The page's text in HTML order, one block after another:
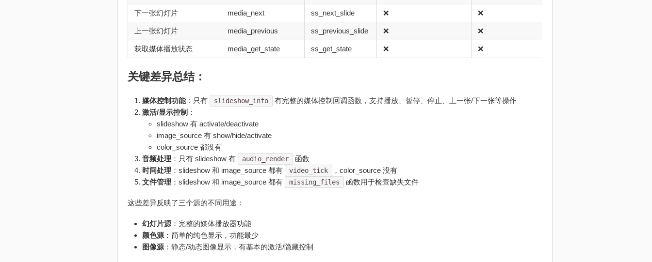
下一张幻灯片 media_next ss_next_slide ❌ ❌
上一张幻灯片 media_previous ss_previous_slide ❌ ❌
获取媒体播放状态 media_get_state ss_get_state ❌ ❌
关键差异总结：
媒体控制功能：只有 slideshow_info
有完整的媒体控制回调函数，支持播放、暂停、停止、上一张/下一张等操作
激活/显示控制 ：
slideshow 有 activate/deactivate
image_source 有 show/hide/activate
color_source 都没有
音频处理：只有 slideshow 有 audio_render
函数
时间处理：slideshow 和 image_source 都有 video_tick
，color_source 没有
文件管理：slideshow 和 image_source 都有 missing_files 函数用于检查缺失文件
这些差异反映了三个源的不同用途：
幻灯片源：完整的媒体播放器功能
颜色源：简单的纯色显示，功能最少
图像源：静态/动态图像显示，有基本的激活/隐藏控制